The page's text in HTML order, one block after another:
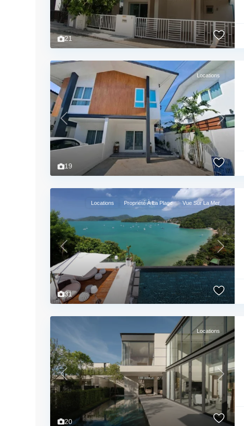
21
19
Previous Next
Locations
31
Previous Next
Locations Propriété À La Plage Vue Sur La Mer
20
Previous Next
Locations